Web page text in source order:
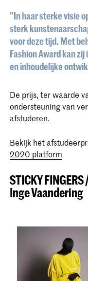
"In haar sterke visie
sterk
voor deze tijd. Met
Fashion Award kan
en inhoudelijke
De prijs, ter waarde
ondersteuning van
afstuderen.
Bekijk het
2020 platform
STICKY
Inge Vaandering